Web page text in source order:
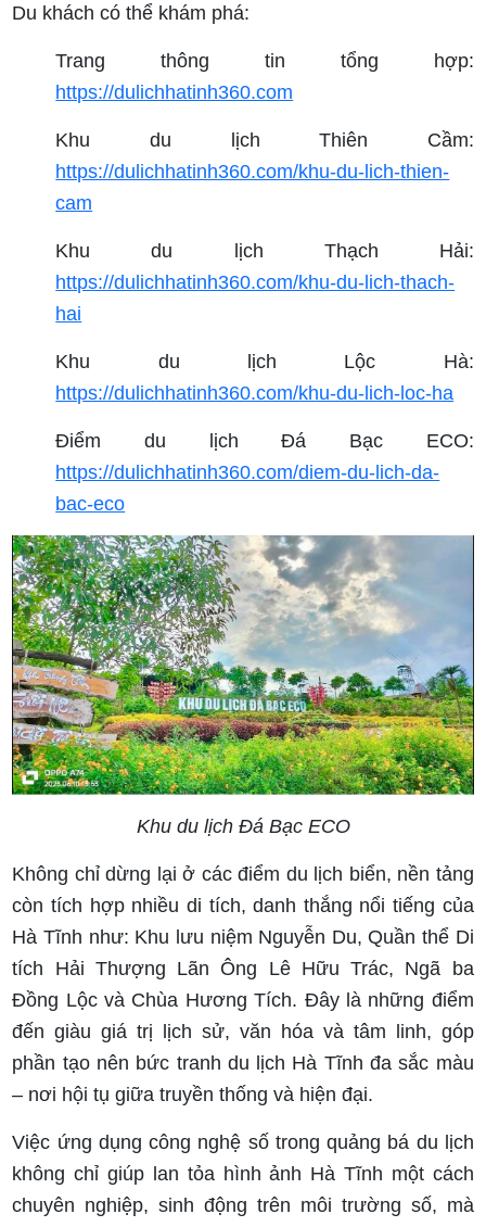
Du khách có thể khám phá:
Trang thông tin tổng hợp:
https://dulichhatinh360.com
Khu du lịch Thiên Cầm:
https://dulichhatinh360.com/khu-du-lich-thien-
cam
Khu du lịch Thạch Hải:
https://dulichhatinh360.com/khu-du-lich-thach-
hai
Khu du lịch Lộc Hà:
https://dulichhatinh360.com/khu-du-lich-loc-ha
Điểm du lịch Đá Bạc ECO:
https://dulichhatinh360.com/diem-du-lich-da-
bac-eco
Khu du lịch Đá Bạc ECO
Không chỉ dừng lại ở các điểm du lịch biển, nền tảng
còn tích hợp nhiều di tích, danh thắng nổi tiếng của
Hà Tĩnh như: Khu lưu niệm Nguyễn Du, Quần thể Di
tích Hải Thượng Lãn Ông Lê Hữu Trác, Ngã ba
Đồng Lộc và Chùa Hương Tích. Đây là những điểm
đến giàu giá trị lịch sử, văn hóa và tâm linh, góp
phần tạo nên bức tranh du lịch Hà Tĩnh đa sắc màu
– nơi hội tụ giữa truyền thống và hiện đại.
Việc ứng dụng công nghệ số trong quảng bá du lịch
không chỉ giúp lan tỏa hình ảnh Hà Tĩnh một cách
chuyên nghiệp, sinh động trên môi trường số, mà